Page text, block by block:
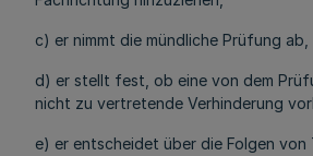
c) er nimmt die mündliche Prüfung ab,
d) er stellt fest, ob eine von dem
nicht zu vertretende Verhinderung
e) er entscheidet über die Folgen von